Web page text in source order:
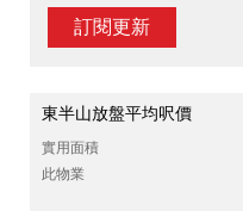
訂閱更新
東半山放盤平均呎價
實用面積
此物業